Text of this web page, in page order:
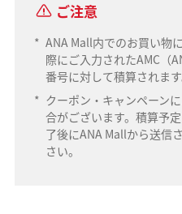
ご注意
* ANA Mall内でのお買い物
際にご入力されたAMC（
番号に対して積算されます
* クーポン・キャンペーン
合がございます。積算予
了後にANA Mallから送信
さい。